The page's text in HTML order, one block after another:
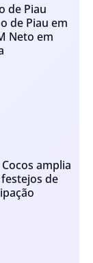
de Piau
de Piau em
Neto em
amplia
de